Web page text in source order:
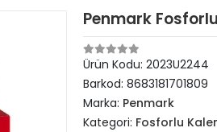
Penmark
Ürün Kodu:2023U2244
Barkod:8683181701809
Marka: Penmark
Kategori: Fosforlu